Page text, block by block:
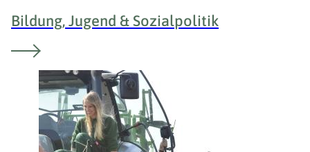
Bildung, Jugend & Sozialpolitik